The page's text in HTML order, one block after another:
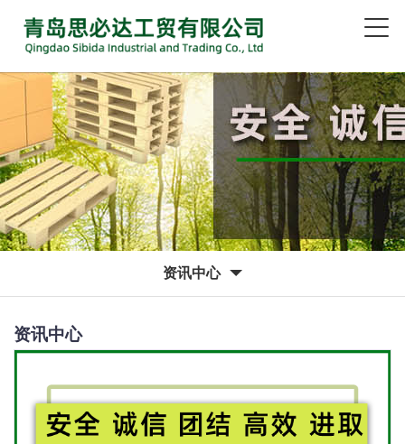
资讯中心
资讯中心